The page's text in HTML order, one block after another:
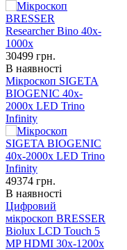
30499 грн.
В наявності
Мікроскоп SIGETA
BIOGENIC 40x-
2000x LED Trino
Infinity
49374 грн.
В наявності
Цифровий
мікроскоп BRESSER
Biolux LCD Touch 5
MP HDMI 30x-1200x